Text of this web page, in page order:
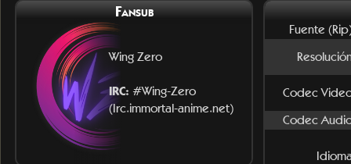
Fansub
Wing Zero
IRC: #Wing-Zero
(Irc.immortal-anime.net)
Fuente
Codec
Codec